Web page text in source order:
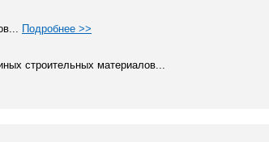
Подробнее >>
строительных материалов...